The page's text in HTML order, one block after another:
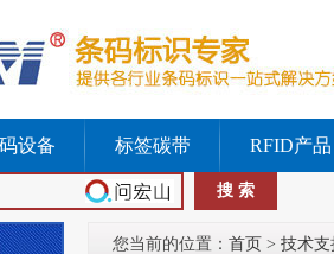
设备 标签碳带 RFID产品
您当前的位置： 首页 > 技术支